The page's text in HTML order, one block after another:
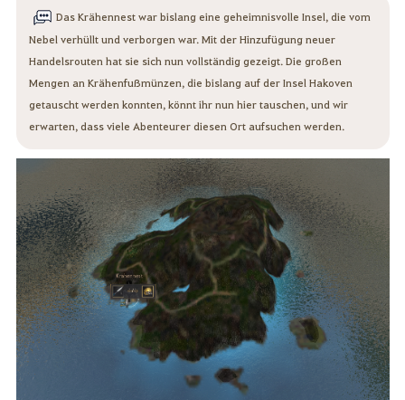
Das Krähennest war bislang eine geheimnisvolle Insel, die vom
Nebel verhüllt und verborgen war. Mit der Hinzufügung neuer
Handelsrouten hat sie sich nun vollständig gezeigt. Die großen
Mengen an Krähenfußmünzen, die bislang auf der Insel Hakoven
getauscht werden konnten, könnt ihr nun hier tauschen, und wir
erwarten, dass viele Abenteurer diesen Ort aufsuchen werden.